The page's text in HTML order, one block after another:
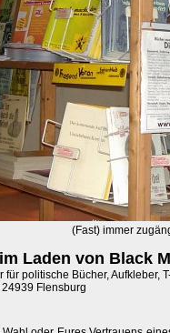
(Fast) immer
Laden von Black
für politische Bücher, Aufkleber,
Flensburg